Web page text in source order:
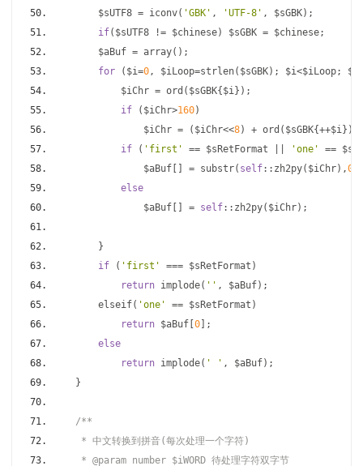
        $sUTF8
= iconv( 'GBK' , 'UTF-8' , $sGBK);
if( $sUTF8 != $chinese) $sGBK = $chinese;
        $aBuf
= array();
for
( $i=0, $iLoop=strlen( $sGBK); $i<$iLoop; $i
            $iChr
= ord ( $sGBK{ $i});
if
( $iChr>160)
                $iChr
= ( $iChr<<8) + ord ( $sGBK{++$i})
if
( 'first' == $sRetFormat 'one' ==
                $aBuf
= substr( self:: zh2py( $iChr),0
else
                $aBuf
= self:: zh2py( $iChr);
}
if
( 'first' === $sRetFormat )
return implode( '' , $aBuf);
        elseif
( 'one' == $sRetFormat )
return $aBuf 0 ];
else
return implode( ' ' , $aBuf);
}
/**
     * 中文转换到拼音(每次处理一个字符)
     * @param number $iWORD 待处理字符双字节